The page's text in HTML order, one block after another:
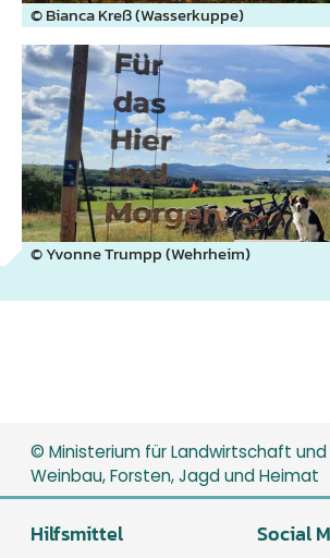
© Bianca Kreß (Wasserkuppe)
© Yvonne Trumpp (Wehrheim)
© Ministerium für Landwirtschaft
Weinbau, Forsten, Jagd und Heimat
Hilfsmittel Social